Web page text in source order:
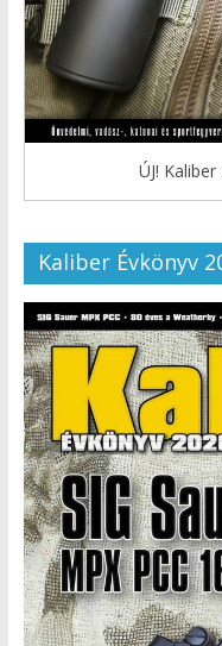
ÚJ!
Kaliber Évkönyv